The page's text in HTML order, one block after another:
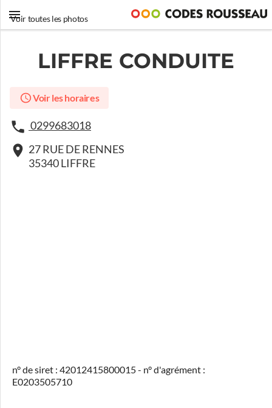
Voir toutes les photos
LIFFRE CONDUITE
Voir les horaires
0299683018
27 RUE DE RENNES
35340 LIFFRE
n° de siret : 42012415800015 - n° d'agrément :
E0203505710